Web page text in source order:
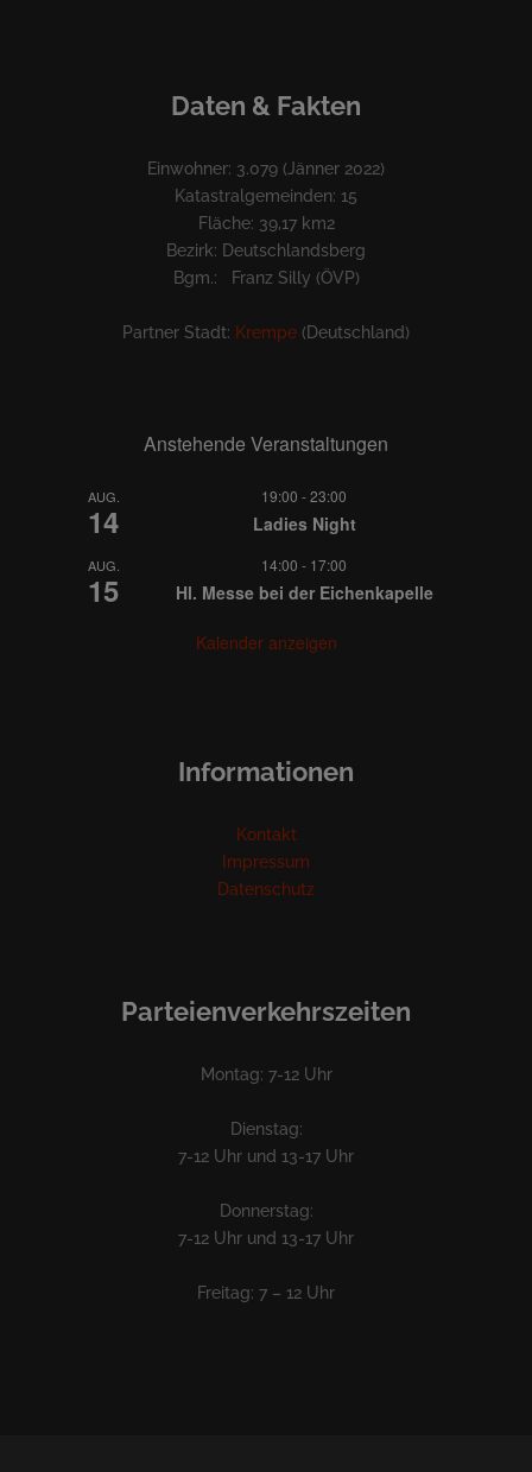
Daten & Fakten
Einwohner: 3.079 (Jänner 2022)
Katastralgemeinden: 15
Fläche: 39,17 km2
Bezirk: Deutschlandsberg
Bgm.: Franz Silly (ÖVP)
Partner Stadt: Krempe (Deutschland)
Anstehende Veranstaltungen
AUG.
14
19:00 -23:00
Ladies Night
AUG.
15
14:00 - 17:00
Hl. Messe bei der Eichenkapelle
Kalender anzeigen
Informationen
Kontakt
Impressum
Datenschutz
Parteienverkehrszeiten
Montag: 7-12 Uhr
Dienstag:
7-12 Uhr und 13-17 Uhr
Donnerstag:
7-12 Uhr und 13-17 Uhr
Freitag: 7 – 12 Uhr